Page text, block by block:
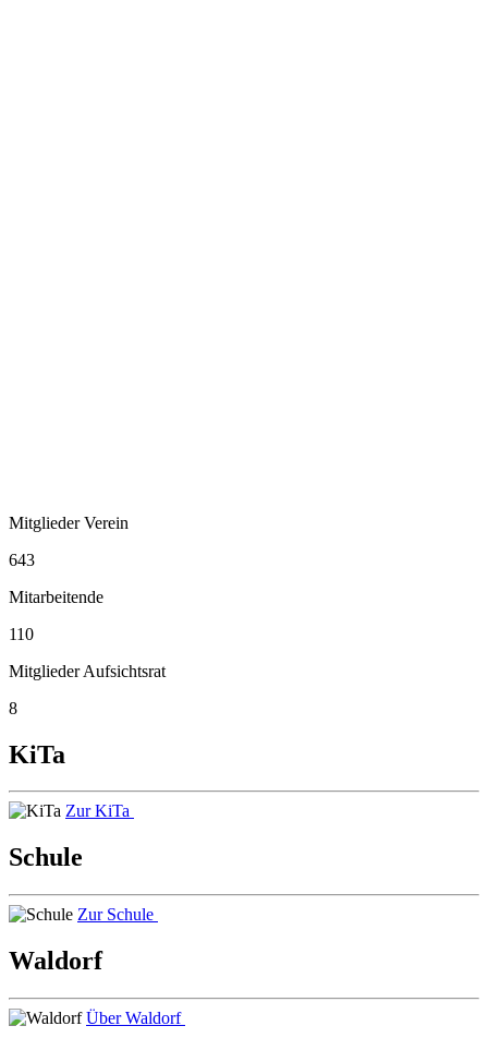
Mitglieder Verein
643
Mitarbeitende
110
Mitglieder Aufsichtsrat
8
KiTa
Zur KiTa
Schule
Zur Schule
Waldorf
Über Waldorf